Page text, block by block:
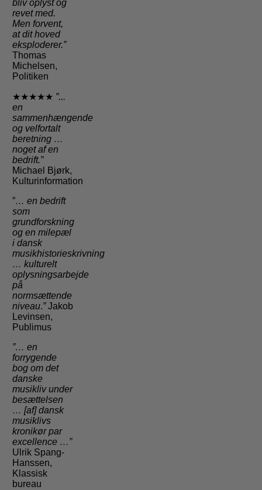
bliv oplyst og
revet med.
Men forvent,
at dit hoved
eksploderer.”
Thomas
Michelsen,
Politiken
★★★★★ ”...
en
sammenhængende
og velfortalt
beretning …
noget af en
bedrift.”
Michael Bjørk,
Kulturinformation
”… en bedrift
som
grundforskning
og en milepæl
i dansk
musikhistorieskrivning
… kulturelt
oplysningsarbejde
på
normsættende
niveau.”Jakob
Levinsen,
Publimus
”… en
forrygende
bog om det
danske
musikliv under
besættelsen
… [af] dansk
musiklivs
kronikør par
excellence …”
Ulrik Spang-
Hanssen,
Klassisk
bureau